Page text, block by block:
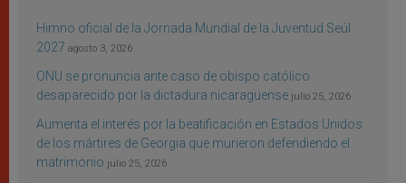
Himno oficial de la Jornada Mundial de la Juventud Seúl
2027 agosto 3, 2026
ONU se pronuncia ante caso de obispo católico
desaparecido por la dictadura nicaragüense julio 25, 2026
Aumenta el interés por la beatificación en Estados Unidos
de los mártires de Georgia que murieron defendiendo el
matrimonio julio 25, 2026